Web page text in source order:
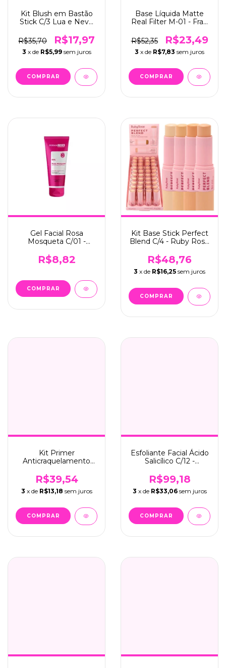
Kit Blush em Bastão
Stick C/3 Lua e Neve
R$35,70
R$17,97
3 x de R$5,99 sem juros
Base Líquida Matte
Real Filter M-01 - Fran
R$52,35
R$23,49
3 x de R$7,83 sem juros
Gel Facial Rosa
Mosqueta C/01 -
R$8,82
Kit Base Stick Perfect
Blend C/4 - Ruby Rose
R$48,76
3 x de R$16,25 sem juros
Kit Primer
Anticraquelamento
R$39,54
3 x de R$13,18 sem juros
Esfoliante Facial Ácido
Salicílico C/12 -
R$99,18
3 x de R$33,06 sem juros